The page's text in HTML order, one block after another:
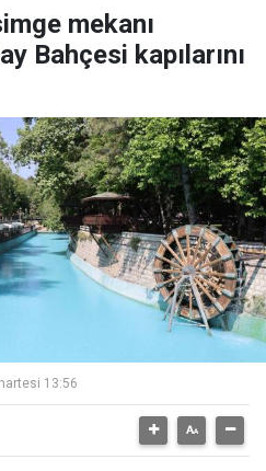
mekanı
Bahçesi kapılarını
13:56